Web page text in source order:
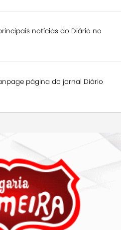
notícias do Diário no
página do jornal Diário